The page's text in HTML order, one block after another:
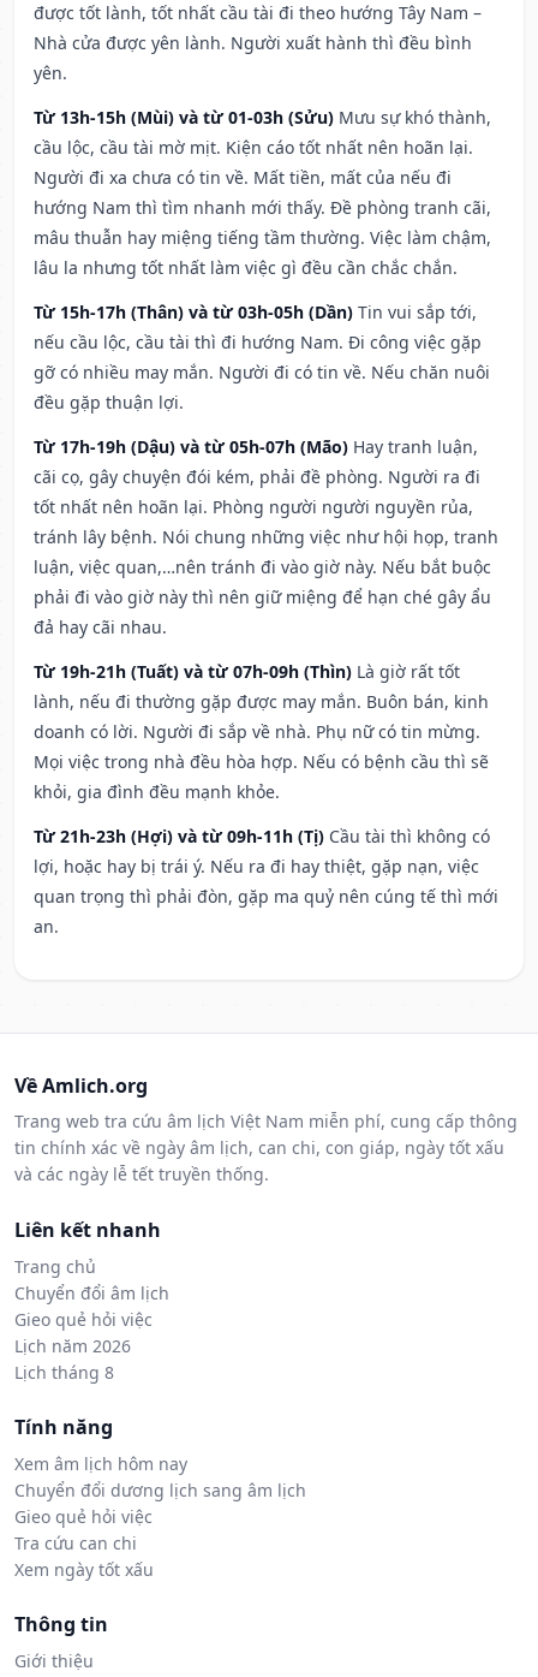
được tốt lành, tốt nhất cầu tài đi theo hướng Tây Nam –
Nhà cửa được yên lành. Người xuất hành thì đều bình
yên.
Từ 13h-15h (Mùi) và từ 01-03h (Sửu) Mưu sự khó thành,
cầu lộc, cầu tài mờ mịt. Kiện cáo tốt nhất nên hoãn lại.
Người đi xa chưa có tin về. Mất tiền, mất của nếu đi
hướng Nam thì tìm nhanh mới thấy. Đề phòng tranh cãi,
mâu thuẫn hay miệng tiếng tầm thường. Việc làm chậm,
lâu la nhưng tốt nhất làm việc gì đều cần chắc chắn.
Từ 15h-17h (Thân) và từ 03h-05h (Dần) Tin vui sắp tới,
nếu cầu lộc, cầu tài thì đi hướng Nam. Đi công việc gặp
gỡ có nhiều may mắn. Người đi có tin về. Nếu chăn nuôi
đều gặp thuận lợi.
Từ 17h-19h (Dậu) và từ 05h-07h (Mão) Hay tranh luận,
cãi cọ, gây chuyện đói kém, phải đề phòng. Người ra đi
tốt nhất nên hoãn lại. Phòng người người nguyền rủa,
tránh lây bệnh. Nói chung những việc như hội họp, tranh
luận, việc quan,…nên tránh đi vào giờ này. Nếu bắt buộc
phải đi vào giờ này thì nên giữ miệng để hạn ché gây ẩu
đả hay cãi nhau.
Từ 19h-21h (Tuất) và từ 07h-09h (Thìn) Là giờ rất tốt
lành, nếu đi thường gặp được may mắn. Buôn bán, kinh
doanh có lời. Người đi sắp về nhà. Phụ nữ có tin mừng.
Mọi việc trong nhà đều hòa hợp. Nếu có bệnh cầu thì sẽ
khỏi, gia đình đều mạnh khỏe.
Từ 21h-23h (Hợi) và từ 09h-11h (Tị) Cầu tài thì không có
lợi, hoặc hay bị trái ý. Nếu ra đi hay thiệt, gặp nạn, việc
quan trọng thì phải đòn, gặp ma quỷ nên cúng tế thì mới
an.
Về Amlich.org
Trang web tra cứu âm lịch Việt Nam miễn phí, cung cấp thông
tin chính xác về ngày âm lịch, can chi, con giáp, ngày tốt xấu
và các ngày lễ tết truyền thống.
Liên kết nhanh
Trang chủ
Chuyển đổi âm lịch
Gieo quẻ hỏi việc
Lịch năm 2026
Lịch tháng 8
Tính năng
Xem âm lịch hôm nay
Chuyển đổi dương lịch sang âm lịch
Gieo quẻ hỏi việc
Tra cứu can chi
Xem ngày tốt xấu
Thông tin
Giới thiệu